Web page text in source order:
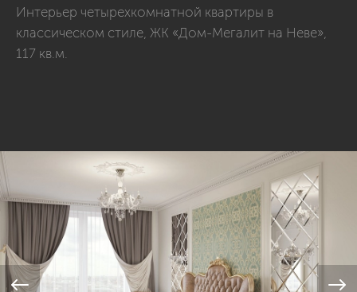
Интерьер четырехкомнатной квартиры в
классическом стиле, ЖК «Дом-Мегалит на Неве»,
117 кв.м.